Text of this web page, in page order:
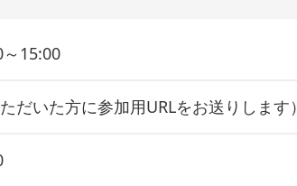
15:00
だいた方に参加用URLをお送りします）